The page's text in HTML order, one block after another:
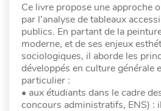
Ce livre propose une approche
par l’analyse de tableaux
publics. En partant de la
moderne, et de ses enjeux
sociologiques, il aborde les
développés en culture générale
particulier :
• aux étudiants dans le cadre
concours administratifs, ENS) :